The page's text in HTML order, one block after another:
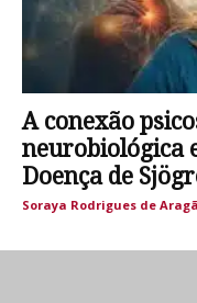
A conexão
neurobiológica
Doença de
Soraya Rodrigues de